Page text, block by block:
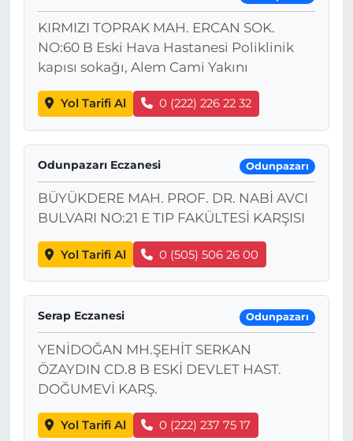
KIRMIZI TOPRAK MAH. ERCAN SOK.
NO:60 B Eski Hava Hastanesi Poliklinik
kapısı sokağı, Alem Cami Yakını
Yol Tarifi Al 0 (222) 226 22 32
Odunpazarı Eczanesi Odunpazarı
BÜYÜKDERE MAH. PROF. DR. NABİ AVCI
BULVARI NO:21 E TIP FAKÜLTESİ KARŞISI
Yol Tarifi Al 0 (505) 506 26 00
Serap Eczanesi Odunpazarı
YENİDOĞAN MH.ŞEHİT SERKAN
ÖZAYDIN CD.8 B ESKİ DEVLET HAST.
DOĞUMEVİ KARŞ.
Yol Tarifi Al 0 (222) 237 75 17